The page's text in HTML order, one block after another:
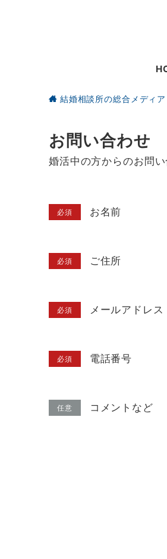
結婚相談所の総合メディ
お問い合わせ
婚活中の方からのお問
必須 お名前
必須 ご住所
必須 メールアドレス
必須 電話番号
任意 コメントなど